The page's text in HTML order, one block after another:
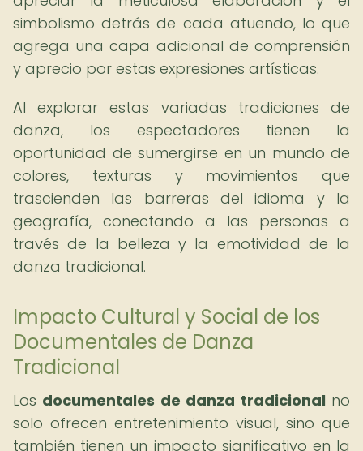
simbolismo detrás de cada atuendo, lo que
agrega una capa adicional de comprensión
y aprecio por estas expresiones artísticas.
Al explorar estas variadas tradiciones de
danza, los espectadores tienen la
oportunidad de sumergirse en un mundo de
colores, texturas y movimientos que
trascienden las barreras del idioma y la
geografía, conectando a las personas a
través de la belleza y la emotividad de la
danza tradicional.
Impacto Cultural y Social de los
Documentales de Danza
Tradicional
Los documentales de danza tradicional no
solo ofrecen entretenimiento visual, sino que
también tienen un impacto significativo en la